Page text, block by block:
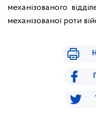
механізованого
механізованої роти